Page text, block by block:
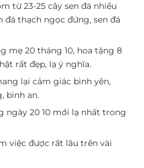
từ 23-25 cây sen đá nhiều
đá thạch ngọc đứng, sen đá
mẹ 20 tháng 10, hoa tặng 8
rất đẹp, lạ ý nghĩa.
lại cảm giác bình yên,
bình an.
ngày 20 10 mới lạ nhất trong
việc được rất lâu trên vài